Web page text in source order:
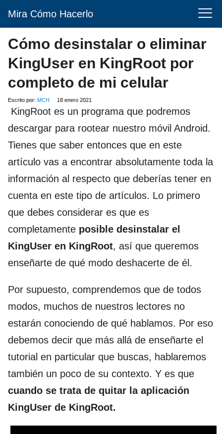
Mira Cómo Hacerlo
Cómo desinstalar o eliminar
KingUser en KingRoot por
completo de mi celular
Escrito por: MCH 18 enero 2021
KingRoot es un programa que podremos
descargar para rootear nuestro móvil Android.
Tienes que saber entonces que en este
artículo vas a encontrar absolutamente toda la
información al respecto que deberías tener en
cuenta en este tipo de artículos. Lo primero
que debes considerar es que es
completamente posible desinstalar el
KingUser en KingRoot, así que queremos
enseñarte de qué modo deshacerte de él.
Por supuesto, comprendemos que de todos
modos, muchos de nuestros lectores no
estarán conociendo de qué hablamos. Por eso
debemos decir que más allá de enseñarte el
tutorial en particular que buscas, hablaremos
también un poco de su contexto. Y es que
cuando se trata de quitar la aplicación
KingUser de KingRoot.